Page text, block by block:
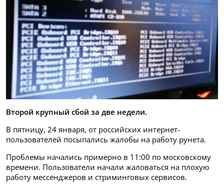
Второй крупный сбой за две недели.
В пятницу, 24 января, от российских интернет-
пользователей посыпались жалобы на работу рунета.
Проблемы начались примерно в 11:00 по московскому
времени. Пользователи начали жаловаться на плохую
работу мессенджеров и стриминговых сервисов.